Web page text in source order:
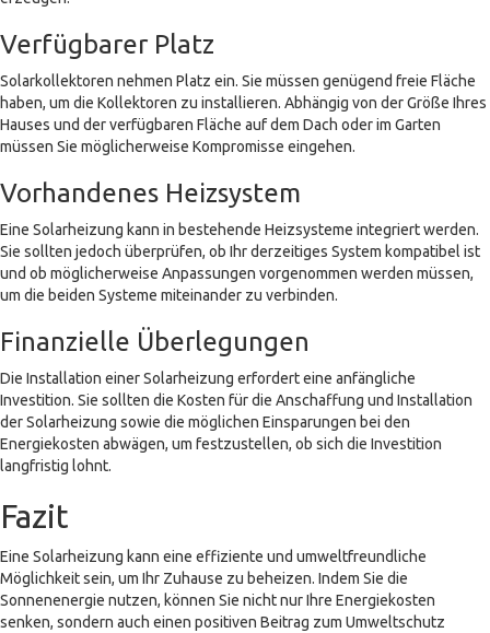
Verfügbarer Platz
Solarkollektoren nehmen Platz ein. Sie müssen genügend freie Fläche
haben, um die Kollektoren zu installieren. Abhängig von der Größe Ihres
Hauses und der verfügbaren Fläche auf dem Dach oder im Garten
müssen Sie möglicherweise Kompromisse eingehen.
Vorhandenes Heizsystem
Eine Solarheizung kann in bestehende Heizsysteme integriert werden.
Sie sollten jedoch überprüfen, ob Ihr derzeitiges System kompatibel ist
und ob möglicherweise Anpassungen vorgenommen werden müssen,
um die beiden Systeme miteinander zu verbinden.
Finanzielle Überlegungen
Die Installation einer Solarheizung erfordert eine anfängliche
Investition. Sie sollten die Kosten für die Anschaffung und Installation
der Solarheizung sowie die möglichen Einsparungen bei den
Energiekosten abwägen, um festzustellen, ob sich die Investition
langfristig lohnt.
Fazit
Eine Solarheizung kann eine effiziente und umweltfreundliche
Möglichkeit sein, um Ihr Zuhause zu beheizen. Indem Sie die
Sonnenenergie nutzen, können Sie nicht nur Ihre Energiekosten
senken, sondern auch einen positiven Beitrag zum Umweltschutz